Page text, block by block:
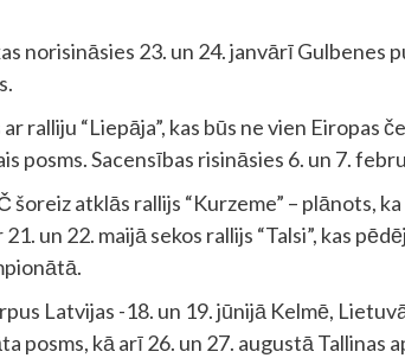
norisināsies 23. un 24. janvārī Gulbenes
ralliju “Liepāja”, kas būs ne vien Eiropas
posms. Sacensības risināsies 6. un 7.
šoreiz atklās rallijs “Kurzeme” – plānots,
un 22. maijā sekos rallijs “Talsi”, kas
Latvijas -18. un 19. jūnijā Kelmē,
posms, kā arī 26. un 27. augustā Tallinas